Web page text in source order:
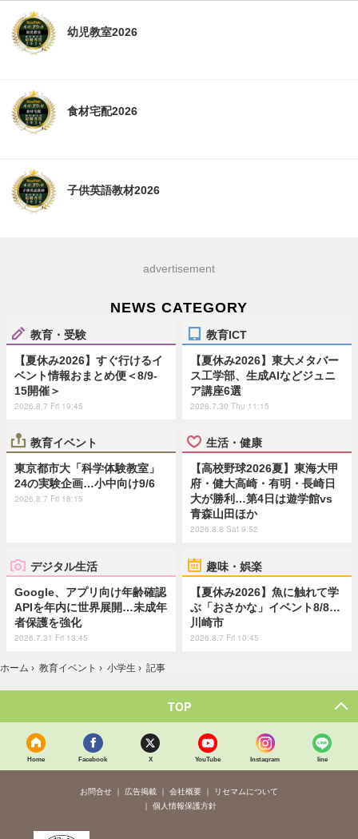
幼児教室2026
食材宅配2026
子供英語教材2026
advertisement
NEWS CATEGORY
教育・受験
【夏休み2026】すぐ行けるイ
ベント情報おまとめ便＜8/9-
15開催＞
2026.8.7 Fri 19:45
教育ICT
【夏休み2026】東大メタバー
ス工学部、生成AIなどジュニ
ア講座6選
2026.7.30 Thu 11:15
教育イベント
東京都市大「科学体験教室」
24の実験企画…小中向け9/6
2026.8.7 Fri 18:15
生活・健康
【高校野球2026夏】東海大甲
府・健大高崎・有明・長崎日
大が勝利…第4日は遊学館vs
青森山田ほか
2026.8.8 Sat 9:52
デジタル生活
Google、アプリ向け年齢確認
APIを年内に世界展開…未成年
者保護を強化
2026.7.31 Fri 13:45
趣味・娯楽
【夏休み2026】魚に触れて学
ぶ「おさかな」イベント8/8…
川崎市
2026.8.7 Fri 10:45
ホーム › 教育イベント › 小学生 › 記事
TOP
Home Facebook X YouTube Instagram line
お問合せ 広告掲載 会社概要
リセマムについて
個人情報保護方針